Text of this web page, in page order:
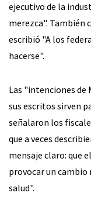
ejecutivo de la
merezca". También
escribió "A los
hacerse".
Las "intenciones de
sus escritos sirven
señalaron los
que a veces
mensaje claro: que
provocar un
salud".